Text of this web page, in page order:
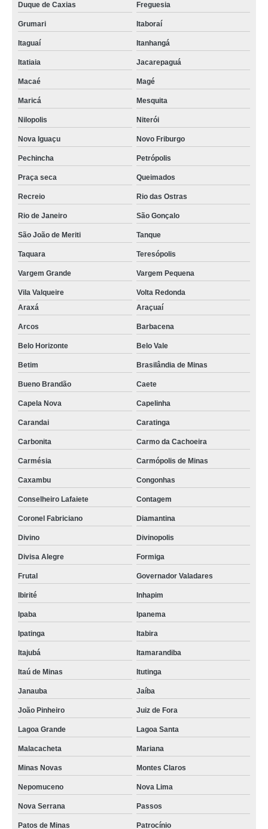
Duque de Caxias Freguesia
Grumari Itaboraí
Itaguaí Itanhangá
Itatiaia Jacarepaguá
Macaé Magé
Maricá Mesquita
Nilopolis Niterói
Nova Iguaçu Novo Friburgo
Pechincha Petrópolis
Praça seca Queimados
Recreio Rio das Ostras
Rio de Janeiro São Gonçalo
São João de Meriti Tanque
Taquara Teresópolis
Vargem Grande Vargem Pequena
Vila Valqueire
Volta Redonda
Araxá
Araçuaí
Arcos Barbacena
Belo Horizonte Belo Vale
Betim Brasilândia de Minas
Bueno Brandão Caete
Capela Nova Capelinha
Carandai Caratinga
Carbonita Carmo da Cachoeira
Carmésia Carmópolis de Minas
Caxambu Congonhas
Conselheiro Lafaiete Contagem
Coronel Fabriciano Diamantina
Divino Divinopolis
Divisa Alegre Formiga
Frutal Governador Valadares
Ibirité Inhapim
Ipaba Ipanema
Ipatinga Itabira
Itajubá Itamarandiba
Itaú de Minas Itutinga
Janauba Jaíba
João Pinheiro Juiz de Fora
Lagoa Grande Lagoa Santa
Malacacheta Mariana
Minas Novas Montes Claros
Nepomuceno Nova Lima
Nova Serrana Passos
Patos de Minas Patrocínio